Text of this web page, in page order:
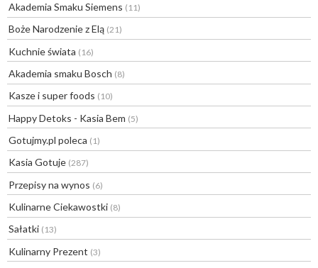
Akademia Smaku Siemens (11)
Boże Narodzenie z Elą (21)
Kuchnie świata (16)
Akademia smaku Bosch (8)
Kasze i super foods (10)
Happy Detoks - Kasia Bem (5)
Gotujmy.pl poleca (1)
Kasia Gotuje (287)
Przepisy na wynos (6)
Kulinarne Ciekawostki (8)
Sałatki (13)
Kulinarny Prezent (3)